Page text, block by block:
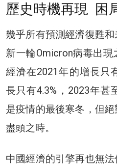
歷史時機再現 困
幾乎所有預測經濟復甦
新一輪Omicron病毒出
經濟在2021年的增長只
長只有4.3%，2023年甚
是疫情的最後寒冬，但
盡頭之時。
中國經濟的引擎再也無